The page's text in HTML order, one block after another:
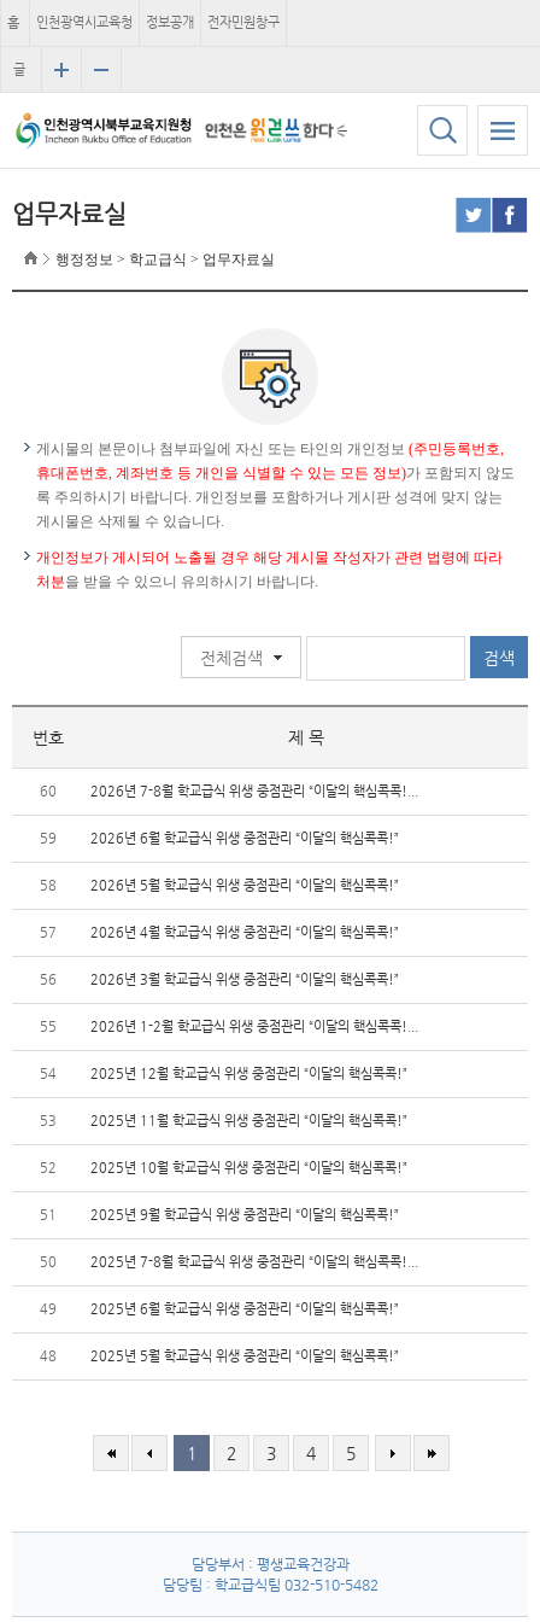
홈 인천광역시교육청 정보공개 전자민원창구
글
자
기
업무자료실
행정정보 > 학교급식 > 업무자료실
게시물의 본문이나 첨부파일에 자신 또는 타인의 개인정보 (주민등록번호,
휴대폰번호, 계좌번호 등 개인을 식별할 수 있는 모든 정보)가 포함되지 않도
록 주의하시기 바랍니다. 개인정보를 포함하거나 게시판 성격에 맞지 않는
게시물은 삭제될 수 있습니다.
개인정보가 게시되어 노출될 경우 해당 게시물 작성자가 관련 법령에 따라
처분을 받을 수 있으니 유의하시기 바랍니다.
번호 제 목
60 2026년 7-8월 학교급식 위생 중점관리 “이달의 핵심콕콕!...
59 2026년 6월 학교급식 위생 중점관리 “이달의 핵심콕콕!”
58 2026년 5월 학교급식 위생 중점관리 “이달의 핵심콕콕!”
57 2026년 4월 학교급식 위생 중점관리 “이달의 핵심콕콕!”
56 2026년 3월 학교급식 위생 중점관리 “이달의 핵심콕콕!”
55 2026년 1-2월 학교급식 위생 중점관리 “이달의 핵심콕콕!...
54 2025년 12월 학교급식 위생 중점관리 “이달의 핵심콕콕!”
53 2025년 11월 학교급식 위생 중점관리 “이달의 핵심콕콕!”
52 2025년 10월 학교급식 위생 중점관리 “이달의 핵심콕콕!”
51 2025년 9월 학교급식 위생 중점관리 “이달의 핵심콕콕!”
50 2025년 7-8월 학교급식 위생 중점관리 “이달의 핵심콕콕!...
49 2025년 6월 학교급식 위생 중점관리 “이달의 핵심콕콕!”
48 2025년 5월 학교급식 위생 중점관리 “이달의 핵심콕콕!”
1 2 3 4 5
담당부서 : 평생교육건강과
담당팀 : 학교급식팀 032-510-5482